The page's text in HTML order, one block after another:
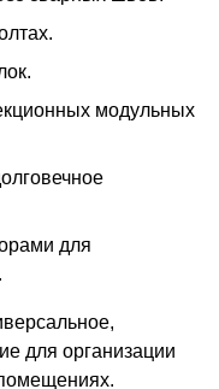
модульных
для
для организации